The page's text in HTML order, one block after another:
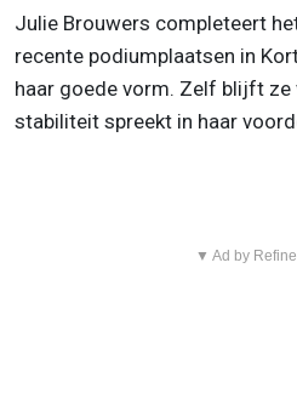
Julie Brouwers completeert
recente podiumplaatsen in
haar goede vorm. Zelf blijft
stabiliteit spreekt in haar
▼ Ad by